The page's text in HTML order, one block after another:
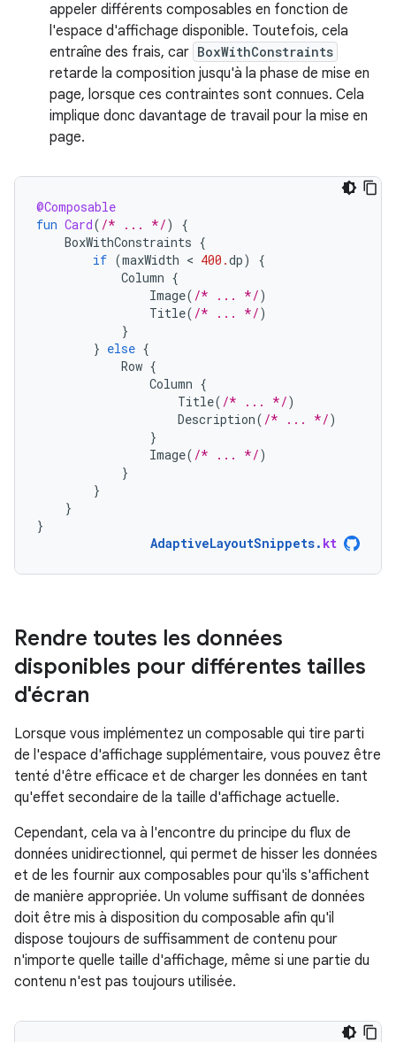
appeler différents composables en fonction de
l'espace d'affichage disponible. Toutefois, cela
entraîne des frais, car BoxWithConstraints
retarde la composition jusqu'à la phase de mise en
page, lorsque ces contraintes sont connues. Cela
implique donc davantage de travail pour la mise en
page.
@Composable
fun Card( /* ... */)
{
BoxWithConstraints {
if (maxWidth < 400.dp)
{
Column {
Image( /* ... */)
Title( /* ... */)
}
} else {
Row {
Column {
Title( /* ... */)
Description( /* ... */)
}
Image( /* ... */)
}
}
}
}
AdaptiveLayoutSnippets. kt
Rendre toutes les données
disponibles pour différentes tailles
d'écran
Lorsque vous implémentez un composable qui tire parti
de l'espace d'affichage supplémentaire, vous pouvez être
tenté d'être efficace et de charger les données en tant
qu'effet secondaire de la taille d'affichage actuelle.
Cependant, cela va à l'encontre du principe du flux de
données unidirectionnel, qui permet de hisser les données
et de les fournir aux composables pour qu'ils s'affichent
de manière appropriée. Un volume suffisant de données
doit être mis à disposition du composable afin qu'il
dispose toujours de suffisamment de contenu pour
n'importe quelle taille d'affichage, même si une partie du
contenu n'est pas toujours utilisée.